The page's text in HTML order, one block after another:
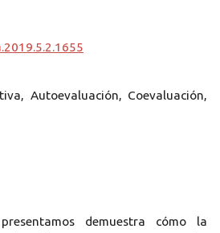
Autoevaluación, Coevaluación,
demuestra cómo la